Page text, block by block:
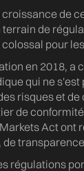
de
de
pour
en 2018,
qui ne s'est
risques et
de
Act
régulations